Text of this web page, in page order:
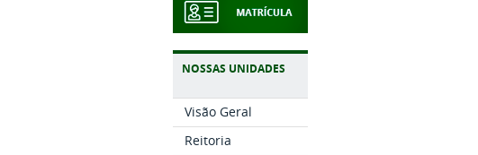
NOSSAS UNIDADES
Visão Geral
Reitoria